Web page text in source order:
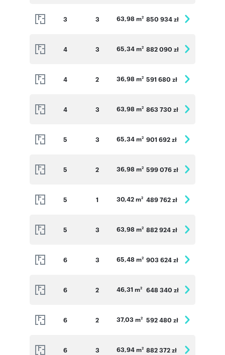
3 3 63,98 m2 850 934 zł
4 3 65,34 m2 882 090 zł
4 2 36,98 m2 591 680 zł
4 3 63,98 m2 863 730 zł
5 3 65,34 m2 901 692 zł
5 2 36,98 m2 599 076 zł
5 1 30,42 m2 489 762 zł
5 3 63,98 m2 882 924 zł
6 3 65,48 m2 903 624 zł
6 2 46,31 m2 648 340 zł
6 2 37,03 m2 592 480 zł
6 3 63,94 m2 882 372 zł